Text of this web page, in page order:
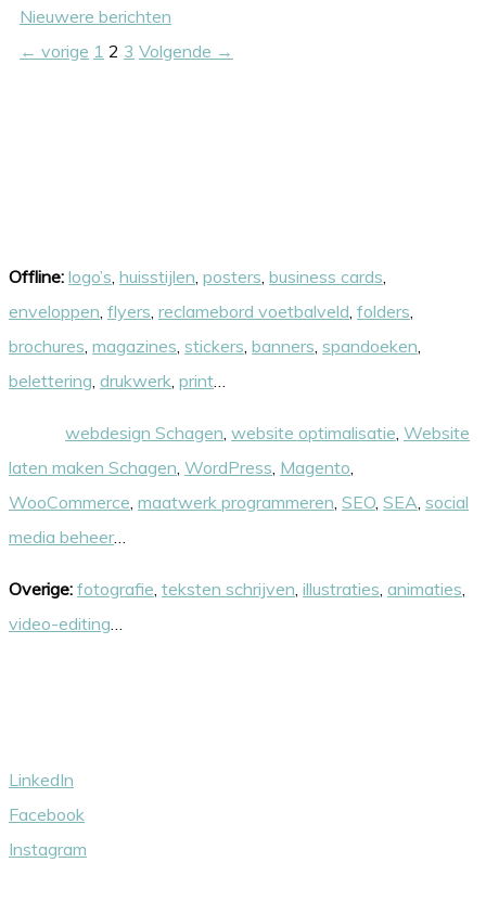
Nieuwere berichten
← vorige Pagina
1 Pagina
2 Pagina
3 Volgende →
Offline: logo’s, huisstijlen, posters, business cards,
enveloppen, flyers, reclamebord voetbalveld, folders,
brochures, magazines, stickers, banners, spandoeken,
belettering, drukwerk, print…
webdesign Schagen, website optimalisatie, Website
laten maken Schagen, WordPress, Magento,
WooCommerce, maatwerk programmeren, SEO, SEA, social
media beheer…
Overige: fotografie, teksten schrijven, illustraties, animaties,
video-editing…
LinkedIn
Facebook
Instagram